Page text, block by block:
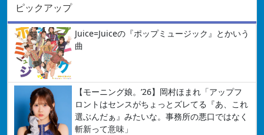
ピックアップ
Juice=Juiceの『ポップミュージック』とかいう
曲
【モーニング娘。’26】岡村ほまれ「アップフ
ロントはセンスがちょっとズレてる『あ、これ
選ぶんだぁ』みたいな。事務所の悪口ではなく
斬新って意味」